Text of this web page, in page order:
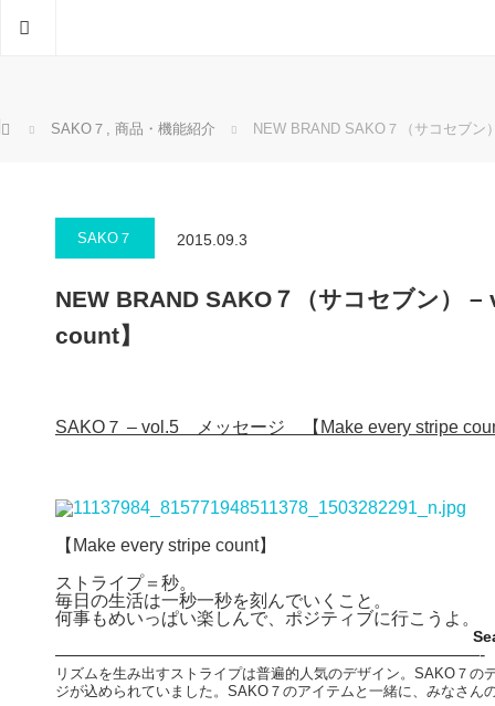
ホーム SAKO７ , 商品・機能紹介 NEW BRAND SAKO７（サコセブ
SAKO７ 2015.09.3
NEW BRAND SAKO７（サコセブン）
count】
SAKO７ – vol.5 メッセージ 【Make every stripe
【Make every stripe count】
ストライプ＝秒。
毎日の生活は一秒一秒を刻んでいくこと。
何事もめいっぱい楽しんで、ポジティブに行こうよ。
————————————————————————-
リズムを生み出すストライプは普遍的人気のデザイン。SAKO７
ジが込められていました。SAKO７のアイテムと一緒に、みなさん